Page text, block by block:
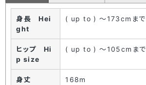
身長 Hei
ght
( up to ) ～173cmまで
ヒップ Hi
p size
( up to ) ～105cmまで
身丈 168m